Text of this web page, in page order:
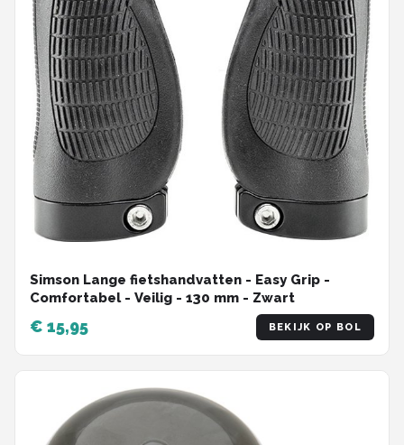
Simson Lange fietshandvatten - Easy Grip -
Comfortabel - Veilig - 130 mm - Zwart
€ 15,95 BEKIJK OP BOL